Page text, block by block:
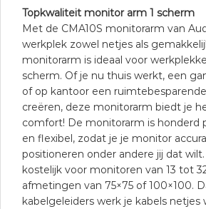
Topkwaliteit monitor arm 1 scherm
Met de CMA10S monitorarm van
werkplek zowel netjes als
monitorarm is ideaal voor
scherm. Of je nu thuis werkt, een
of op kantoor een
creëren, deze monitorarm biedt je
comfort! De monitorarm is honderd
en flexibel, zodat je je monitor
positioneren onder andere jij dat wilt.
kostelijk voor monitoren van 13 tot
afmetingen van 75×75 of 100×100.
kabelgeleiders werk je kabels netjes